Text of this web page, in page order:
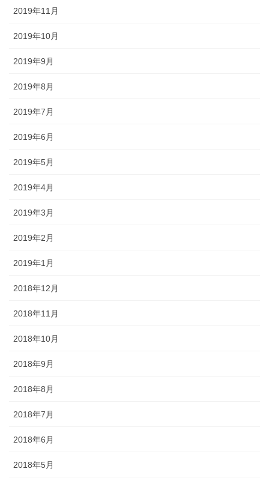
2019年11月
2019年10月
2019年9月
2019年8月
2019年7月
2019年6月
2019年5月
2019年4月
2019年3月
2019年2月
2019年1月
2018年12月
2018年11月
2018年10月
2018年9月
2018年8月
2018年7月
2018年6月
2018年5月